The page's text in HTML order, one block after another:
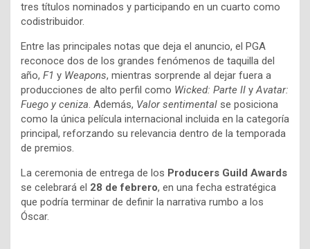
tres títulos nominados y participando en un cuarto como
codistribuidor.
Entre las principales notas que deja el anuncio, el PGA
reconoce dos de los grandes fenómenos de taquilla del
año, F1 y Weapons, mientras sorprende al dejar fuera a
producciones de alto perfil como Wicked: Parte II yAvatar:
Fuego y ceniza. Además, Valor sentimental se posiciona
como la única película internacional incluida en la categoría
principal, reforzando su relevancia dentro de la temporada
de premios.
La ceremonia de entrega de los Producers Guild Awards
se celebrará el 28 de febrero, en una fecha estratégica
que podría terminar de definir la narrativa rumbo a los
Óscar.